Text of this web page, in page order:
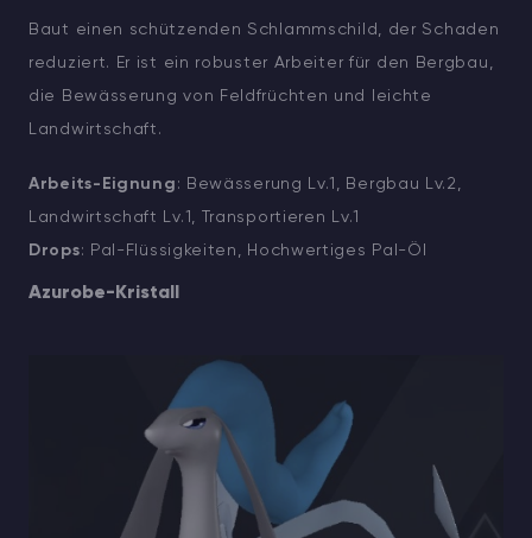
Baut einen schützenden Schlammschild, der Schaden
reduziert. Er ist ein robuster Arbeiter für den Bergbau,
die Bewässerung von Feldfrüchten und leichte
Landwirtschaft.
Arbeits-Eignung : Bewässerung Lv.1, Bergbau Lv.2,
Landwirtschaft Lv.1, Transportieren Lv.1
Drops: Pal-Flüssigkeiten, Hochwertiges Pal-Öl
Azurobe-Kristall